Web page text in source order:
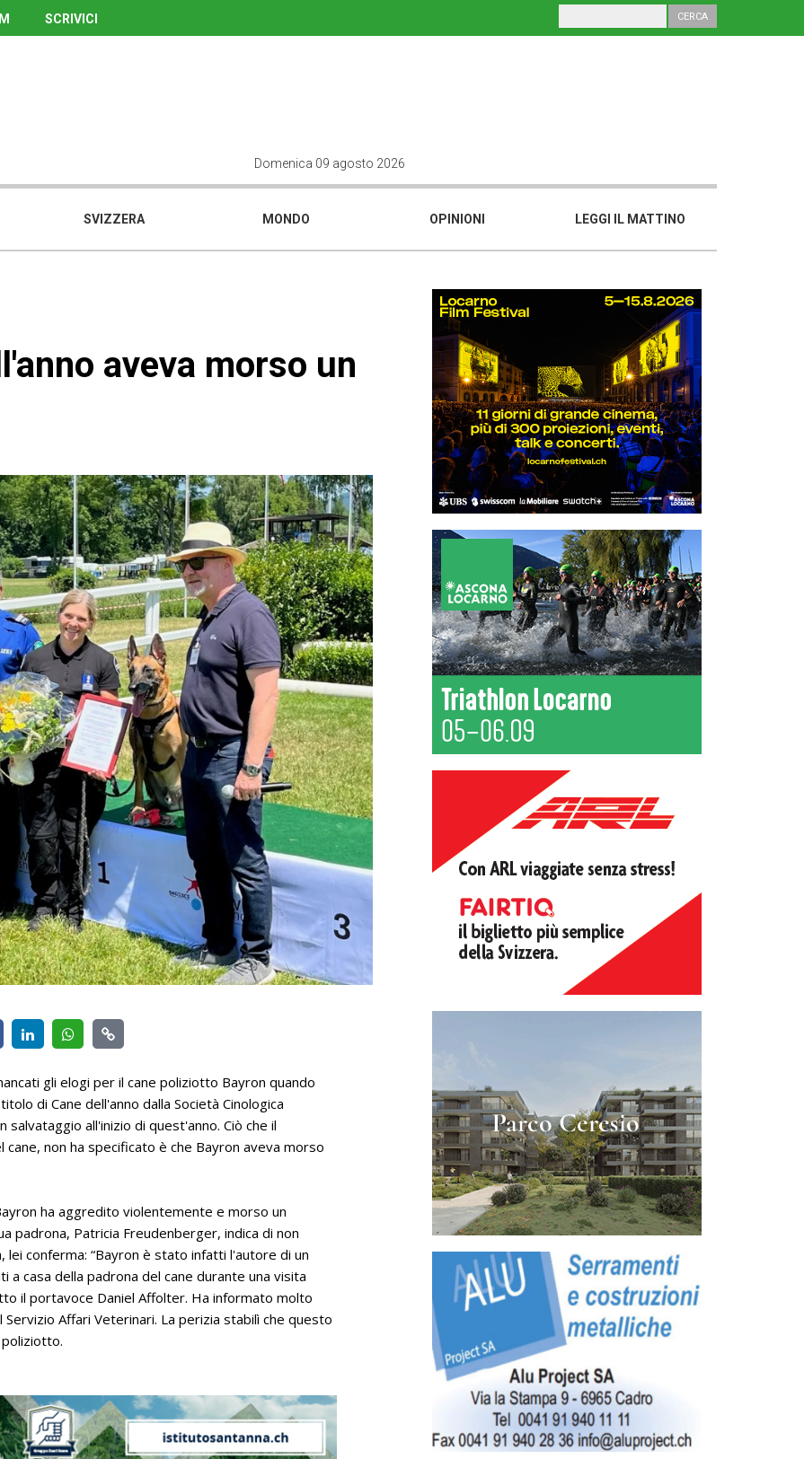
SCRIVICI
Domenica 09 agosto 2026
SVIZZERA MONDO OPINIONI LEGGI IL MATTINO
aveva morso un
gli elogi per il cane poliziotto Bayron quando
di Cane dell'anno dalla Società Cinologica
all'inizio di quest'anno. Ciò che il
non ha specificato è che Bayron aveva morso
ha aggredito violentemente e morso un
padrona, Patricia Freudenberger, indica di non
conferma: “Bayron è stato infatti l'autore di un
casa della padrona del cane durante una visita
il portavoce Daniel Affolter. Ha informato molto
Affari Veterinari. La perizia stabilì che questo